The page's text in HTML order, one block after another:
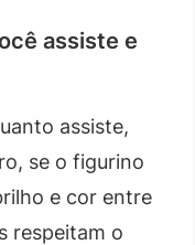
assiste e
assiste,
se o figurino
e cor entre
respeitam o